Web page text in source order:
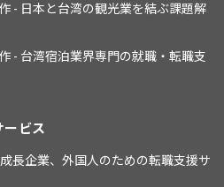
- 日本と台湾の観光業を結ぶ課題解
- 台湾宿泊業界専門の就職・転職支
ビス
長企業、外国人のための転職支援サ